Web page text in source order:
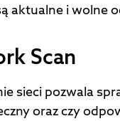
aktualne i wolne
Scan
sieci pozwala
oraz czy